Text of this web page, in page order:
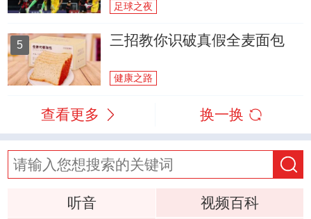
足球之夜
5 三招教你识破真假全麦面包
健康之路
查看更多 换一换
听音
视频百科